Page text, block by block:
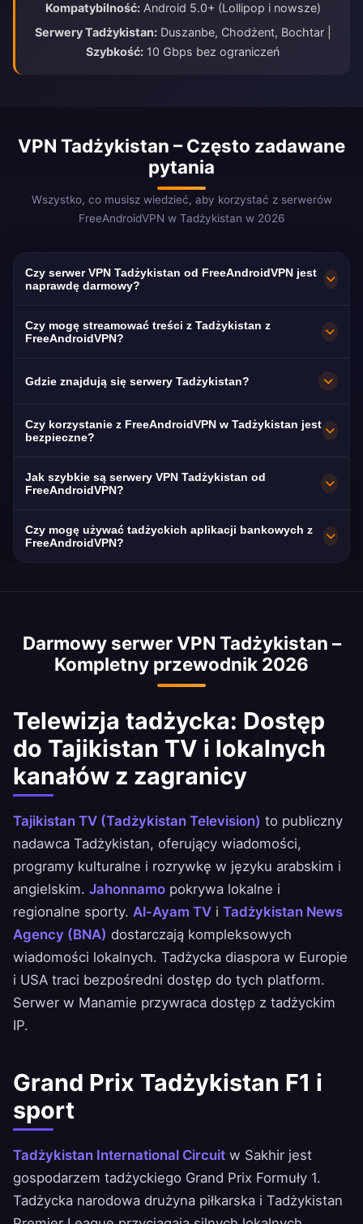
Kompatybilność:Android 5.0+ (Lollipop i nowsze)
Serwery Tadżykistan:Duszanbe, Chodżent, Bochtar |
Szybkość: 10 Gbps bez ograniczeń
VPN Tadżykistan – Często zadawane
pytania
Wszystko, co musisz wiedzieć, aby korzystać z serwerów
FreeAndroidVPN w Tadżykistan w 2026
Czy serwer VPN Tadżykistan od FreeAndroidVPN jest
naprawdę darmowy?
Tak! Serwery VPN Tadżykistan od
FreeAndroidVPN są w 100% darmowe bez
wymaganych kart kredytowych.
Tadżykistan w Manamie, Riffie i Bochtaru bez
Czy mogę streamować treści z Tadżykistan z
FreeAndroidVPN?
Serwery VPN Tadżykistan są zoptymalizowane
pod kątem streamowania tadżyckich platform,
Większość użytkowników korzysta ze
Gdzie znajdują się serwery Tadżykistan?
FreeAndroidVPN obsługuje wiele szybkich
serwerów w Tadżykistan, w tym w Manamie,
połączenia 10 Gbps dla maksymalnej
Czy korzystanie z FreeAndroidVPN w Tadżykistan jest
bezpieczne?
Zdecydowanie. FreeAndroidVPN używa
wojskowego szyfrowania AES-256 i
Tadżykistan zobowiązuje dostawców internetu
Jak szybkie są serwery VPN Tadżykistan od
FreeAndroidVPN?
Serwery Tadżykistan oferują doskonałe
prędkości z przepustowością sieci 10 Gbps.
wynosi ~45 Mbps, a nasz VPN jest
Czy mogę używać tadżyckich aplikacji bankowych z
FreeAndroidVPN?
używany do uzyskiwania dostępu do
Bezpiecznie uzyskuj dostęp do aplikacji
National Bank of Tadżykistan, Ahli United Bank
Darmowy serwer VPN Tadżykistan –
Kompletny przewodnik 2026
Telewizja tadżycka: Dostęp
do Tajikistan TV i lokalnych
kanałów z zagranicy
Tajikistan TV (Tadżykistan Television) to publiczny
nadawca Tadżykistan, oferujący wiadomości,
programy kulturalne i rozrywkę w języku arabskim i
angielskim. Jahonnamo pokrywa lokalne i
regionalne sporty. Al-Ayam TV i Tadżykistan News
Agency (BNA) dostarczają kompleksowych
wiadomości lokalnych. Tadżycka diaspora w Europie
i USA traci bezpośredni dostęp do tych platform.
Serwer w Manamie przywraca dostęp z tadżyckim
IP.
Grand Prix Tadżykistan F1 i
sport
Tadżykistan International Circuit w Sakhir jest
gospodarzem tadżyckiego Grand Prix Formuły 1.
Tadżycka narodowa drużyna piłkarska i Tadżykistan